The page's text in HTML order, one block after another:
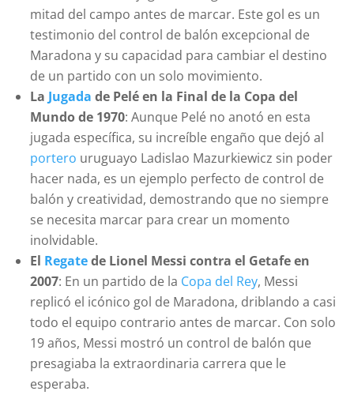
mitad del campo antes de marcar. Este gol es un
testimonio del control de balón excepcional de
Maradona y su capacidad para cambiar el destino
de un partido con un solo movimiento.
La Jugada de Pelé en la Final de la Copa del
Mundo de 1970: Aunque Pelé no anotó en esta
jugada específica, su increíble engaño que dejó al
portero uruguayo Ladislao Mazurkiewicz sin poder
hacer nada, es un ejemplo perfecto de control de
balón y creatividad, demostrando que no siempre
se necesita marcar para crear un momento
inolvidable.
El Regatede Lionel Messi contra el Getafe en
2007: En un partido de la Copa del Rey, Messi
replicó el icónico gol de Maradona, driblando a casi
todo el equipo contrario antes de marcar. Con solo
19 años, Messi mostró un control de balón que
presagiaba la extraordinaria carrera que le
esperaba.